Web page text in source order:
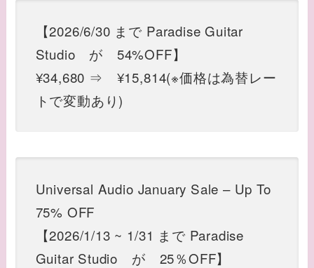
【2026/6/30 まで Paradise Guitar
Studio が 54%OFF】
¥34,680 ⇒ ¥15,814(※価格は為替レー
トで変動あり)
Universal Audio January Sale – Up To
75% OFF
【2026/1/13 ~ 1/31 まで Paradise
Guitar Studio が 25％OFF】